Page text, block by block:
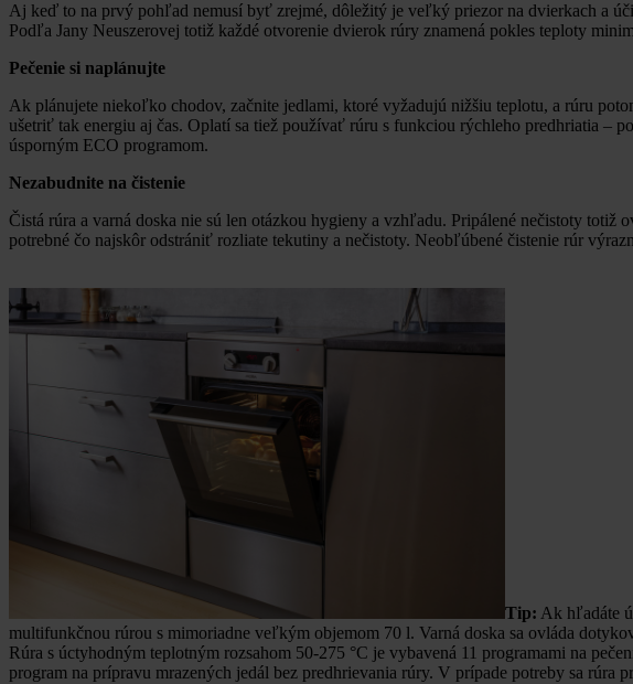
Aj keď to na prvý pohľad nemusí byť zrejmé, dôležitý je veľký priezor na dvierkach a
Podľa Jany Neuszerovej totiž každé otvorenie dvierok rúry znamená pokles teploty
Pečenie si naplánujte
Ak plánujete niekoľko chodov, začnite jedlami, ktoré vyžadujú nižšiu teplotu, a rúru
ušetriť tak energiu aj čas. Oplatí sa tiež používať rúru s funkciou rýchleho predhriatia –
úsporným ECO programom.
Nezabudnite na čistenie
Čistá rúra a varná doska nie sú len otázkou hygieny a vzhľadu. Pripálené nečistoty
potrebné čo najskôr odstrániť rozliate tekutiny a nečistoty. Neobľúbené čistenie rúr
Tip: Ak hľadáte
multifunkčnou rúrou s mimoriadne veľkým objemom 70 l. Varná doska sa ovláda
Rúra s úctyhodným teplotným rozsahom 50-275 °C je vybavená 11 programami na
program na prípravu mrazených jedál bez predhrievania rúry. V prípade potreby sa rúra